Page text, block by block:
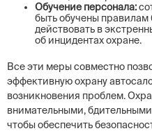
Обучение персонала:
быть обучены правилам
действовать в
об инцидентах охране.
Все эти меры совместно
эффективную охрану
возникновения проблем.
внимательными,
чтобы обеспечить